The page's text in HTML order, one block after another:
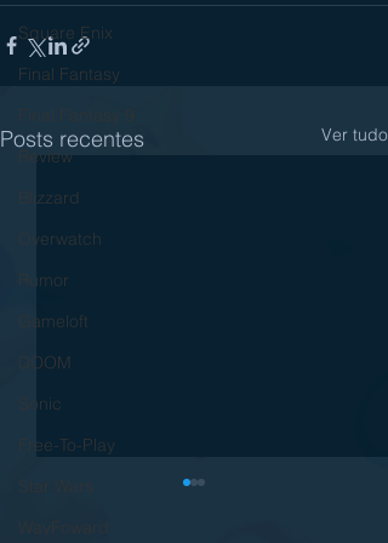
Square Enix
Final Fantasy
Final Fantasy 9
Review
Blizzard
Overwatch
Rumor
Gameloft
DOOM
Sonic
Free-To-Play
WayFoward
Posts recentes Ver tudo